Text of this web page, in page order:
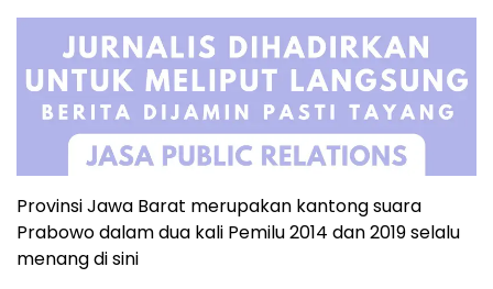
Provinsi Jawa Barat merupakan kantong suara
Prabowo dalam dua kali Pemilu 2014 dan 2019 selalu
menang di sini